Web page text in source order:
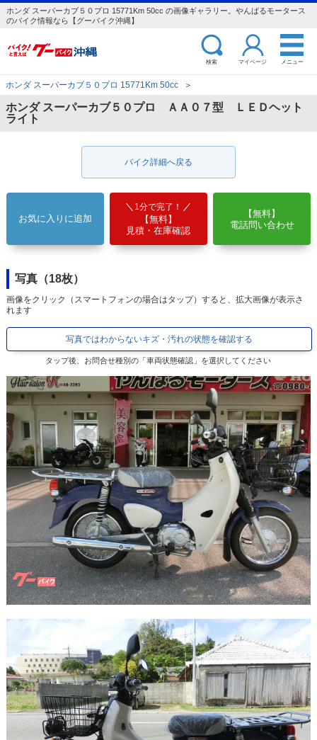
ホンダ スーパーカブ５０プロ 15771Km 50cc の画像ギャラリー。やんばるモータース
のバイク情報なら【グーバイク沖縄】
検索 マイページ メニュー
ホンダ スーパーカブ５０プロ 15771Km 50cc ＞
ホンダ スーパーカブ５０プロ ＡＡ０７型 ＬＥＤヘット
ライト
バイク詳細へ戻る
お気に入りに追加
1分で完了！
【無料】
見積・在庫確認
【無料】
電話問い合わせ
写真（18枚）
画像をクリック（スマートフォンの場合はタップ）すると、拡大画像が表示さ
れます
写真ではわからないキズ・汚れの状態を確認する
タップ後、お問合せ種別の「車両状態確認」を選択してください